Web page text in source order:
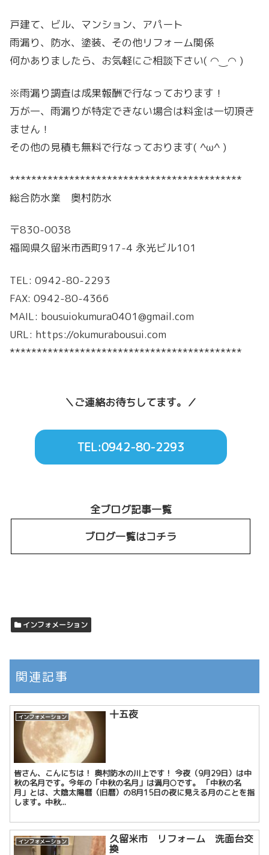
戸建て、ビル、マンション、アパート
雨漏り、防水、塗装、その他リフォーム関係
何かありましたら、お気軽にご相談下さい( ◠‿◠ )
※雨漏り調査は成果報酬で行なっております！
万が一、雨漏りが特定できない場合は料金は一切頂き
ません！
その他の見積も無料で行なっております( ^ω^ )
*******************************************
総合防水業 奥村防水
〒830-0038
福岡県久留米市西町917-4 永光ビル101
TEL: 0942-80-2293
FAX: 0942-80-4366
MAIL: bousuiokumura0401@gmail.com
URL: https://okumurabousui.com
*******************************************
＼ご連絡お待ちしてます。／
TEL:0942-80-2293
全ブログ記事一覧
ブログ一覧はコチラ
インフォメーション
関連記事
インフォメーション 十五夜
皆さん、こんにちは！ 奥村防水の川上です！ 今夜（9月29日）は中
秋の名月です。今年の「中秋の名月」は満月🌕です。 「中秋の名
月」とは、大陰太陽暦（旧暦）の8月15日の夜に見える月のことを指
します。中秋...
インフォメーション 久留米市 リフォーム 洗面台交
換